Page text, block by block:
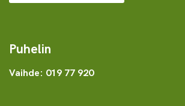
Puhelin
Vaihde: 019 77 920